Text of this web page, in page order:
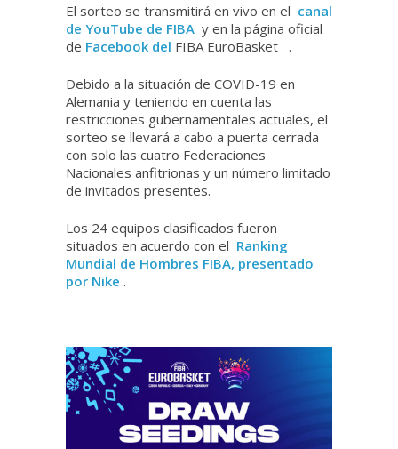
El sorteo se transmitirá en vivo en el canal
de YouTube de FIBA y en la página oficial
de Facebook del FIBA EuroBasket .
Debido a la situación de COVID-19 en
Alemania y teniendo en cuenta las
restricciones gubernamentales actuales, el
sorteo se llevará a cabo a puerta cerrada
con solo las cuatro Federaciones
Nacionales anfitrionas y un número limitado
de invitados presentes.
Los 24 equipos clasificados fueron
situados en acuerdo con el Ranking
Mundial de Hombres FIBA, presentado
por Nike .